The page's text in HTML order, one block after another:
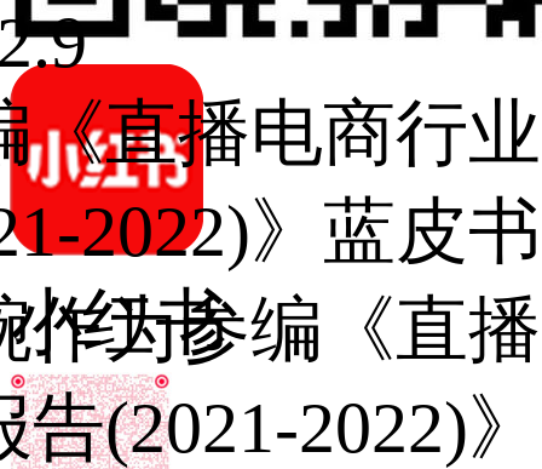
《直播电商行
2022)》蓝皮书
作为参编《直
告(2021-2022)
小红书